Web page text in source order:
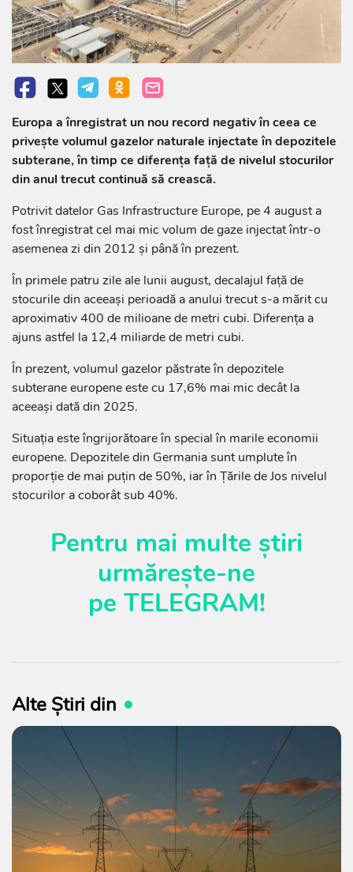
Europa a înregistrat un nou record negativ în ceea ce
privește volumul gazelor naturale injectate în depozitele
subterane, în timp ce diferența față de nivelul stocurilor
din anul trecut continuă să crească.
Potrivit datelor Gas Infrastructure Europe, pe 4 august a
fost înregistrat cel mai mic volum de gaze injectat într-o
asemenea zi din 2012 și până în prezent.
În primele patru zile ale lunii august, decalajul față de
stocurile din aceeași perioadă a anului trecut s-a mărit cu
aproximativ 400 de milioane de metri cubi. Diferența a
ajuns astfel la 12,4 miliarde de metri cubi.
În prezent, volumul gazelor păstrate în depozitele
subterane europene este cu 17,6% mai mic decât la
aceeași dată din 2025.
Situația este îngrijorătoare în special în marile economii
europene. Depozitele din Germania sunt umplute în
proporție de mai puțin de 50%, iar în Țările de Jos nivelul
stocurilor a coborât sub 40%.
Pentru mai multe știri
urmărește-ne
pe TELEGRAM!
Alte Știri din